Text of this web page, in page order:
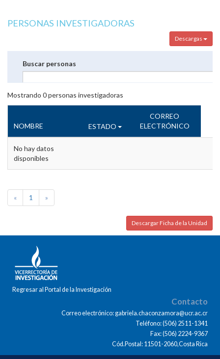
PERSONAS INVESTIGADORAS
Descargas
Buscar personas
Mostrando 0personas investigadoras
NOMBRE ESTADO
CORREO
ELECTRÓNICO
No hay datos
disponibles
« 1 »
Descargar Ficha de la Unidad
Regresar al Portal de la Investigación
Contacto
Correo electrónico: gabriela.chaconzamora@ucr.ac.cr
Teléfono: (506) 2511-1341
Fax: (506) 2224-9367
Cód.Postal: 11501-2060,Costa Rica